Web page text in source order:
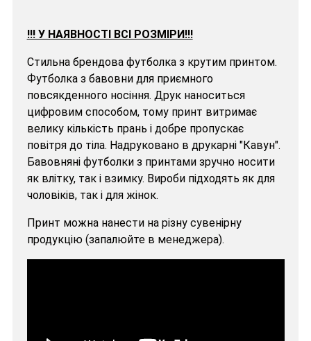
!!! У НАЯВНОСТІ ВСІ РОЗМІРИ!!!
Стильна брендова футболка з крутим принтом.
Футболка з бавовни для приємного
повсякденного носіння. Друк наноситься
цифровим способом, тому принт витримає
велику кількість прань і добре пропускає
повітря до тіла. Надруковано в друкарні "Кавун".
Бавовняні футболки з принтами зручно носити
як влітку, так і взимку. Вироби підходять як для
чоловіків, так і для жінок.
Принт можна нанести на різну сувенірну
продукцію (запалюйте в менеджера).